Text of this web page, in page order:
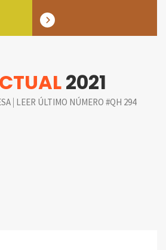
2021
| LEER ÚLTIMO NÚMERO #QH 294